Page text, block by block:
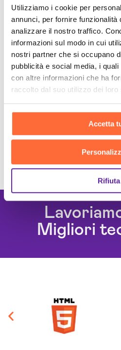
Utilizziamo i cookie per
annunci, per fornire funzionalità
analizzare il nostro traffico.
informazioni sul modo in cui
nostri partner che si occupano
pubblicità e social media, i
con altre informazioni che ha
raccolto dal suo utilizzo dei loro
Accetta
Rifiuta
Migliori